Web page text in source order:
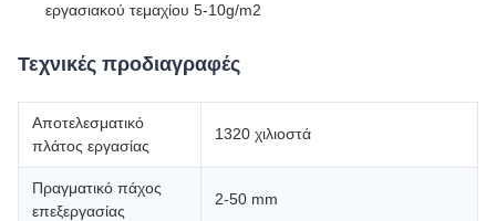
εργασιακού τεμαχίου 5-10g/m2
Τεχνικές προδιαγραφές
Αποτελεσματικό
πλάτος εργασίας
1320 χιλιοστά
Πραγματικό πάχος
επεξεργασίας
2-50 mm